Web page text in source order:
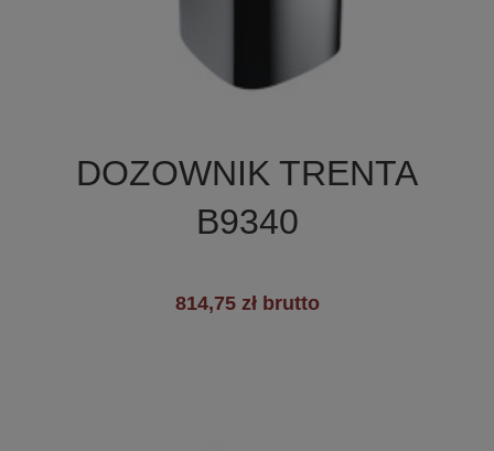
DOZOWNIK TRENTA
B9340
814,75 zł brutto